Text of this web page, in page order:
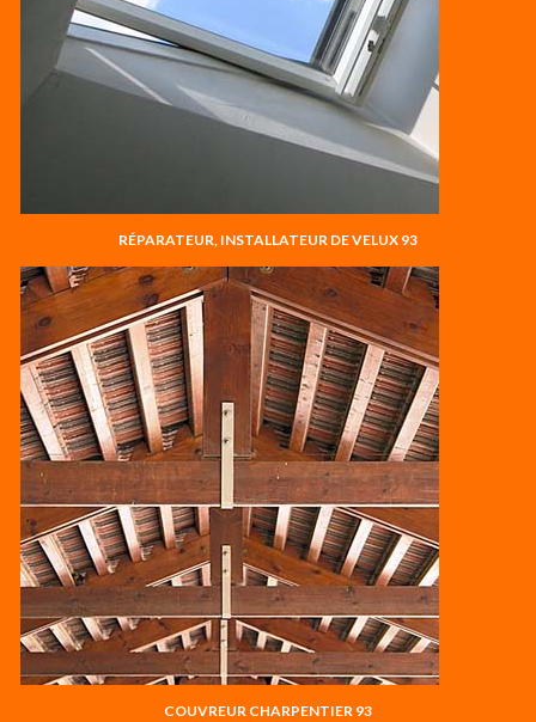
RÉPARATEUR, INSTALLATEUR DE VELUX 93
COUVREUR CHARPENTIER 93